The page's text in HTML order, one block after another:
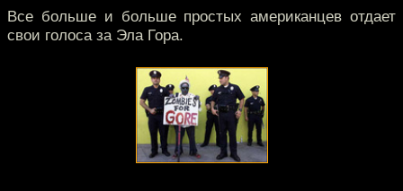
Все больше и больше простых американцев отдает
свои голоса за Эла Гора.